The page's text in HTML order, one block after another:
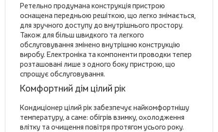
Ретельно продумана конструкція пристрою
оснащена передньою решіткою, що легко знімається,
для зручного доступу до внутрішнього простору.
Також для більш швидкого та легкого
обслуговування змінено внутрішню конструкцію
виробу. Електроніка та компоненти проводки тепер
розташовані лише з одного боку пристрою, що
спрощує обслуговування.
Комфортний дім цілий рік
Кондиціонер цілий рік забезпечує найкомфортнішу
температуру, а саме: обігрів взимку, охолодження
влітку та очищення повітря протягом усього року.